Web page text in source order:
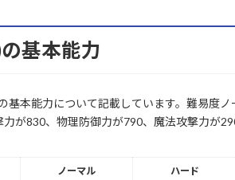
基本能力
基本能力について記載しています。難易度
が830、物理防御力が790、魔法攻撃力が
ノーマル ハード